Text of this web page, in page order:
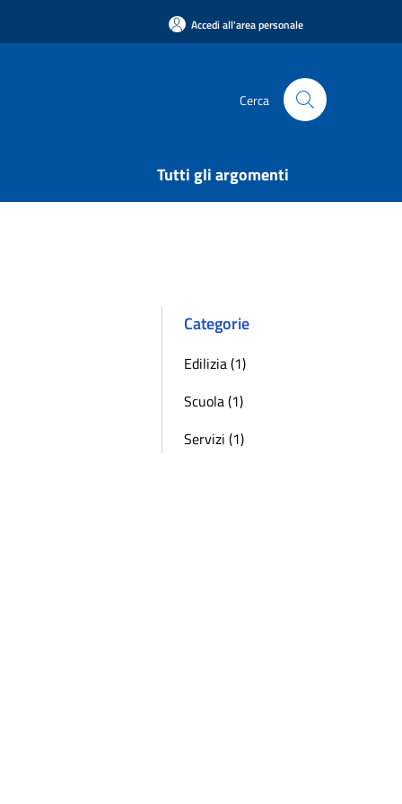
Accedi all'area personale
Cerca
Tutti gli argomenti
Categorie
Edilizia (1)
Scuola (1)
Servizi (1)